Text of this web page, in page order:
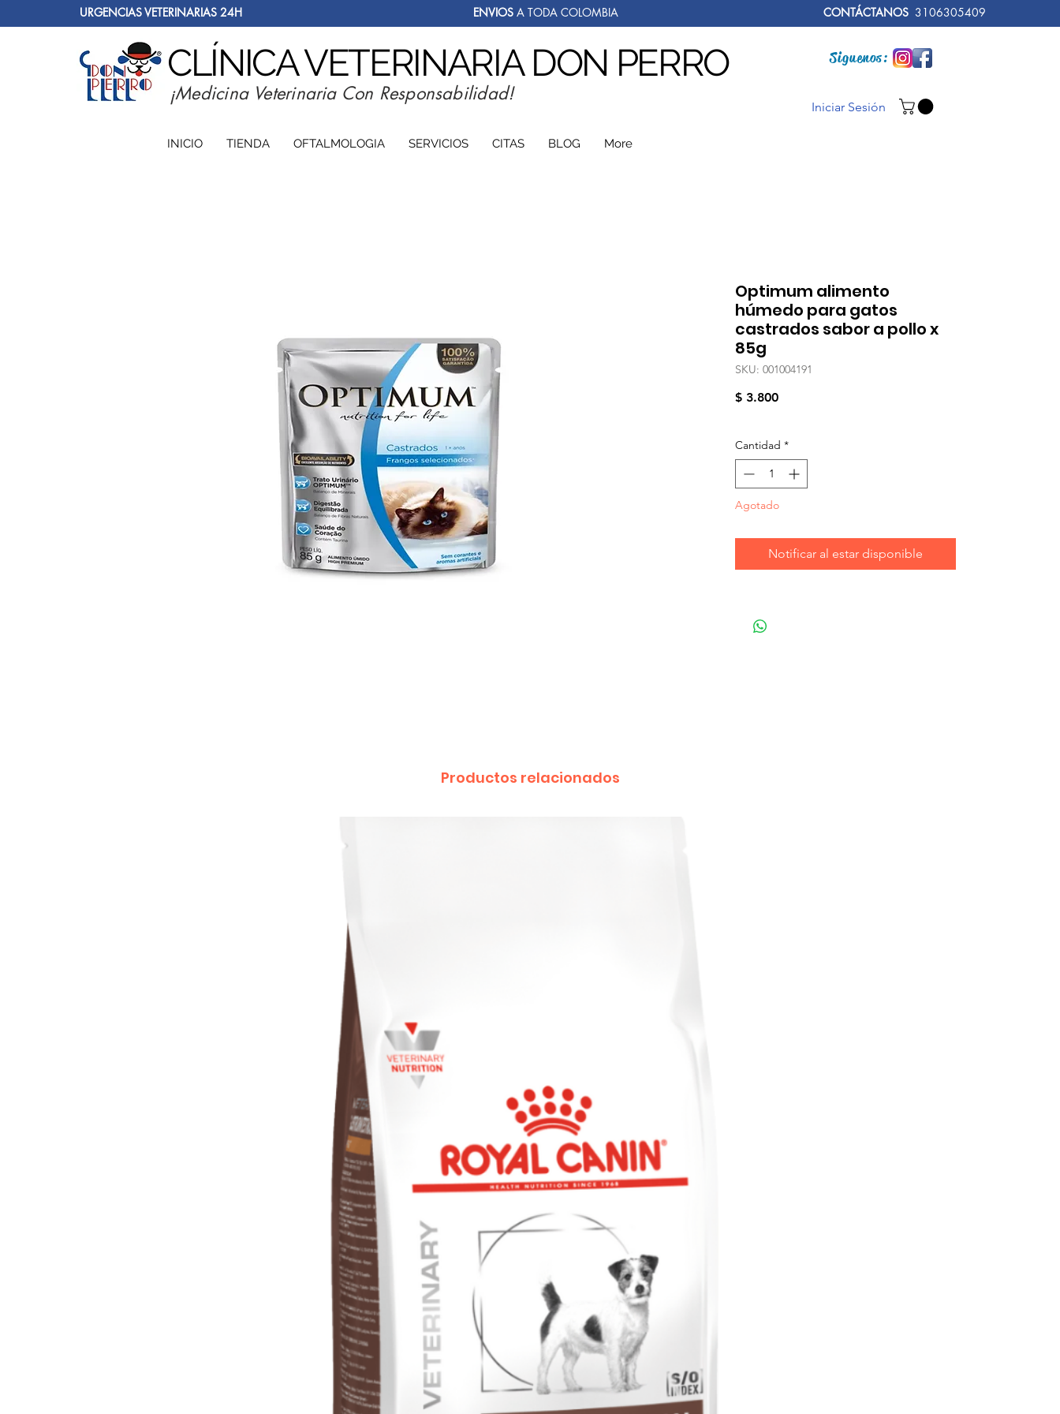
URGENCIAS VETERINARIAS 24H ENVIOS A TODA COLOMBIA CONTÁCTANOS3106305409
CLÍNICA VETERINARIA DON PERRO Siguenos:
¡Medicina Veterinaria Con Responsabilidad!
Iniciar Sesión
INICIO TIENDA OFTALMOLOGIA SERVICIOS CITAS BLOG More
Optimum alimento
húmedo para gatos
castrados sabor a pollo x
85g
SKU: 001004191
$ 3.800Precio
Cantidad *
Agotado
Notificar al estar disponible
Productos relacionados